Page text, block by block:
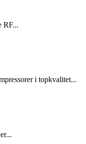
RF...
i topkvalitet...